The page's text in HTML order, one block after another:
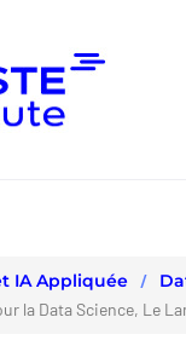
IA Appliquée
la Data Science, Le